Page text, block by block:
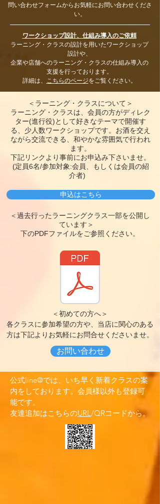
問い合わせフォームからお気軽にお問い合わせくださ
い。
ワークショップ設計、仕組み導入のご依頼
ラーニング・クラスの設計を用いたワークショップ
設計や、
企業や店舗へのラーニング・クラスの仕組み導入の
支援を行っております。
詳細は、
こちらのページをご覧ください。
＜ラーニング・クラスについて＞
ラーニング・クラスは、会員の方がディレク
ター(進行役)として好きなテーマで開催す
る、少人数ワークショップです。お酒を交え
ながら交流できる、和やかな雰囲気で行われ
ます。
下記リンクより事前にお申込み下さいませ。
(定員6名/参加対象:会員、もしくは会員の紹
介者)
申込はこちら
＜過去行ったラーニングクラス一部を公開し
ています＞
​下のPDFファイルをご参照ください。
＜初めての方へ＞
各クラスに参加希望の方や、当店に関心のある
方は下記よりお気軽にお問合せくださいませ。
お問い合わせ
公式line@では、いち早く新着クラスの案
内をしております。会員様以外も登録可
能です。
友達追加はこちらのURL​/QRコードから。